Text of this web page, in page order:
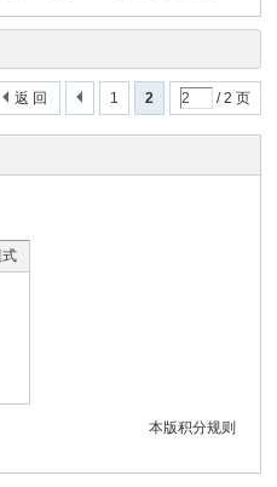
1 2 / 2 页
返 回
本版积分规则